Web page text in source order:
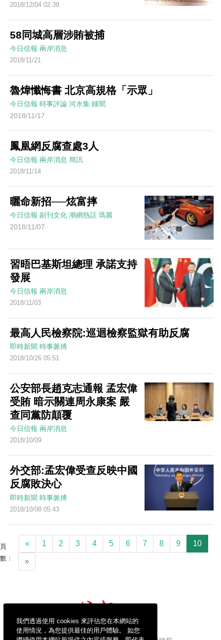
我們透過使用 cookies 來評估您在本網站的
使用情況，為您提供最佳的用戶體驗。 如您
2018/12/04 02:39
58同城高層涉賄被捕
今日信報 兩岸消息
2018/11/21
魯煒懺悔書 北京高規格「示眾」
今日信報 時事評論 河水集 鍾聞
2018/11/17
鳳凰網反腐查處3人
今日信報 兩岸消息 簡訊
2018/11/14
曬命新招──炫富摔
今日信報 副刊文化 潮網熱話 瑪麗
2018/11/07
習晤巴基斯坦總理 承諾支持
發展
今日信報 兩岸消息
2018/11/03
最高人民檢察院:巡迴檢察監獄有助反腐
即時新聞 時事脈搏
2018/10/26 05:51
公安部長趙克志通報 孟宏偉
受賄 暗示關連周永康案 嚴
查同黨防顛覆
今日信報 兩岸消息
2018/10/09
外交部:孟宏偉受查反映中國
反腐敗決心
即時新聞 時事脈搏
2018/10/08 05:43
頁
數：
« 1 2 3 4 5 6 7 8 9 10
»